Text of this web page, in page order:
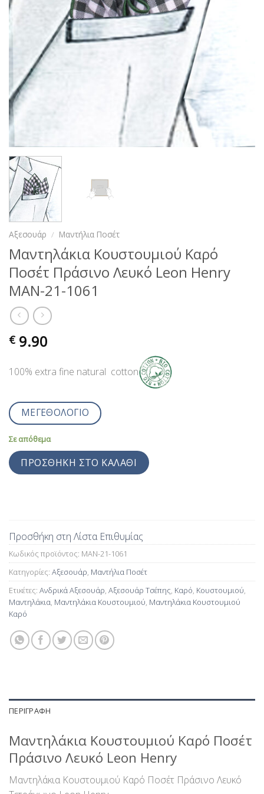
Αξεσουάρ / Μαντήλια Ποσέτ
Μαντηλάκια Κουστουμιού Καρό
Ποσέτ Πράσινο Λευκό Leon Henry
MAN-21-1061
€ 9.90
100% extra fine natural cotton
ΜΕΓΕΘΟΛΟΓΙΟ
Σε απόθεμα
ΠΡΟΣΘΉΚΗ ΣΤΟ ΚΑΛΆΘΙ
Προσθήκη στη Λίστα Επιθυμίας
Κωδικός προϊόντος: MAN-21-1061
Κατηγορίες: Αξεσουάρ, Μαντήλια Ποσέτ
Ετικέτες: Ανδρικά Αξεσουάρ, Αξεσουάρ Τσέπης, Καρό, Κουστουμιού,
Μαντηλάκια, Μαντηλάκια Κουστουμιού, Μαντηλάκια Κουστουμιού
Καρό
ΠΕΡΙΓΡΑΦΉ
Μαντηλάκια Κουστουμιού Καρό Ποσέτ
Πράσινο Λευκό Leon Henry
Μαντηλάκια Κουστουμιού Καρό Ποσέτ Πράσινο Λευκό